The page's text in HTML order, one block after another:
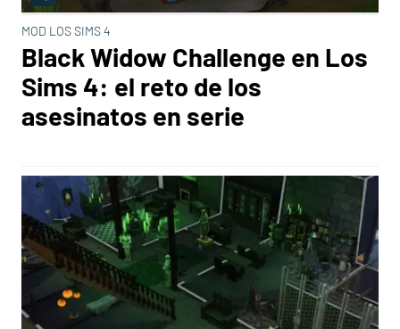
MOD LOS SIMS 4
Black Widow Challenge en Los
Sims 4: el reto de los
asesinatos en serie